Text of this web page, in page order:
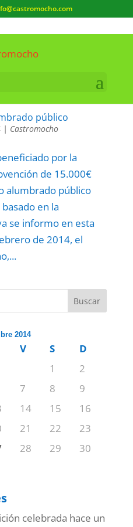
público
| Castromocho
por la
de 15.000€
alumbrado público
en la
se informo en esta
de 2014, el
Buscar
2014
V S
D
1
2
7 8
9
14 15
16
21 22
23
28 29
30
celebrada hace un